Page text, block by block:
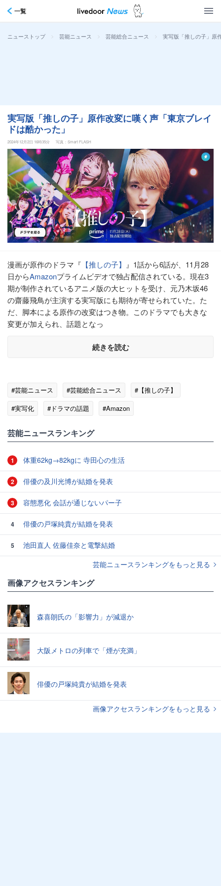
一覧
ニューストップ > 芸能ニュース > 芸能総合ニュース > 実写版「推しの子」原
実写版「推しの子」原作改変に嘆く声「東京ブレイ
ドは酷かった」
2024年12月2日 16時35分 写真：Smart FLASH
漫画が原作のドラマ『 【推しの子】
』1話から6話が、11月28
日からAmazonプライムビデオで独占配信されている。現在3
期が制作されているアニメ版の大ヒットを受け、元乃木坂46
の齋藤飛鳥が主演する実写版にも期待が寄せられていた。た
だ、脚本による原作の改変はつき物。このドラマでも大きな
変更が加えられ、話題となっ
続きを読む
#芸能ニュース #芸能総合ニュース
#【推しの子】
#実写化
#ドラマの話題
#Amazon
芸能ニュースランキング
1 体重62kg→82kgに 寺田心の生活
2 俳優の及川光博が結婚を発表
3 容態悪化 会話が通じないパー子
4 俳優の戸塚純貴が結婚を発表
5
池田直人 佐藤佳奈と電撃結婚
芸能ニュースランキングをもっと見る
画像アクセスランキング
森喜朗氏の「影響力」が減退か
大阪メトロの列車で「煙が充満」
俳優の戸塚純貴が結婚を発表
画像アクセスランキングをもっと見る